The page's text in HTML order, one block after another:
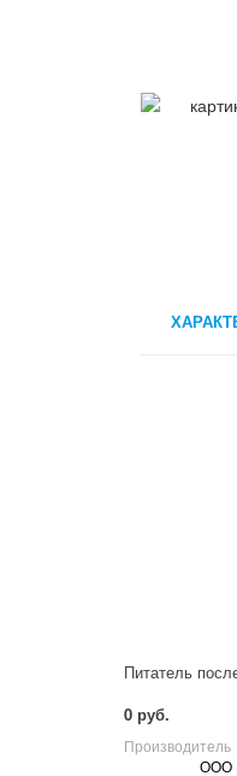
0 руб.
Производитель
ООО